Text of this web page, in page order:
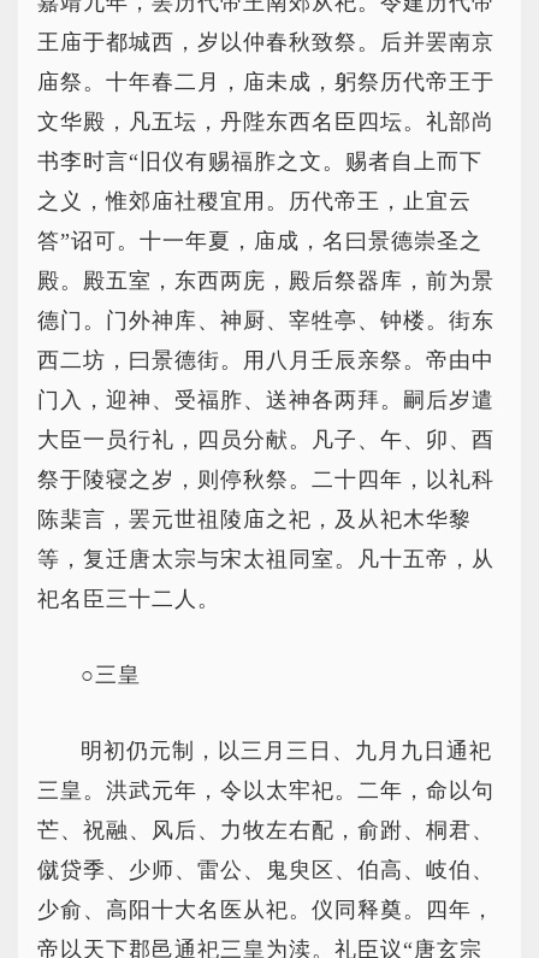
王庙于都城西，岁以仲春秋致祭。后并罢南京
庙祭。十年春二月，庙未成，躬祭历代帝王于
文华殿，凡五坛，丹陛东西名臣四坛。礼部尚
书李时言“旧仪有赐福胙之文。赐者自上而下
之义，惟郊庙社稷宜用。历代帝王，止宜云
答”诏可。十一年夏，庙成，名曰景德崇圣之
殿。殿五室，东西两庑，殿后祭器库，前为景
德门。门外神库、神厨、宰牲亭、钟楼。街东
西二坊，曰景德街。用八月壬辰亲祭。帝由中
门入，迎神、受福胙、送神各两拜。嗣后岁遣
大臣一员行礼，四员分献。凡子、午、卯、酉
祭于陵寝之岁，则停秋祭。二十四年，以礼科
陈棐言，罢元世祖陵庙之祀，及从祀木华黎
等，复迁唐太宗与宋太祖同室。凡十五帝，从
祀名臣三十二人。
○三皇
明初仍元制，以三月三日、九月九日通祀
三皇。洪武元年，令以太牢祀。二年，命以句
芒、祝融、风后、力牧左右配，俞跗、桐君、
僦贷季、少师、雷公、鬼臾区、伯高、岐伯、
少俞、高阳十大名医从祀。仪同释奠。四年，
帝以天下郡邑通祀三皇为渎。礼臣议“唐玄宗